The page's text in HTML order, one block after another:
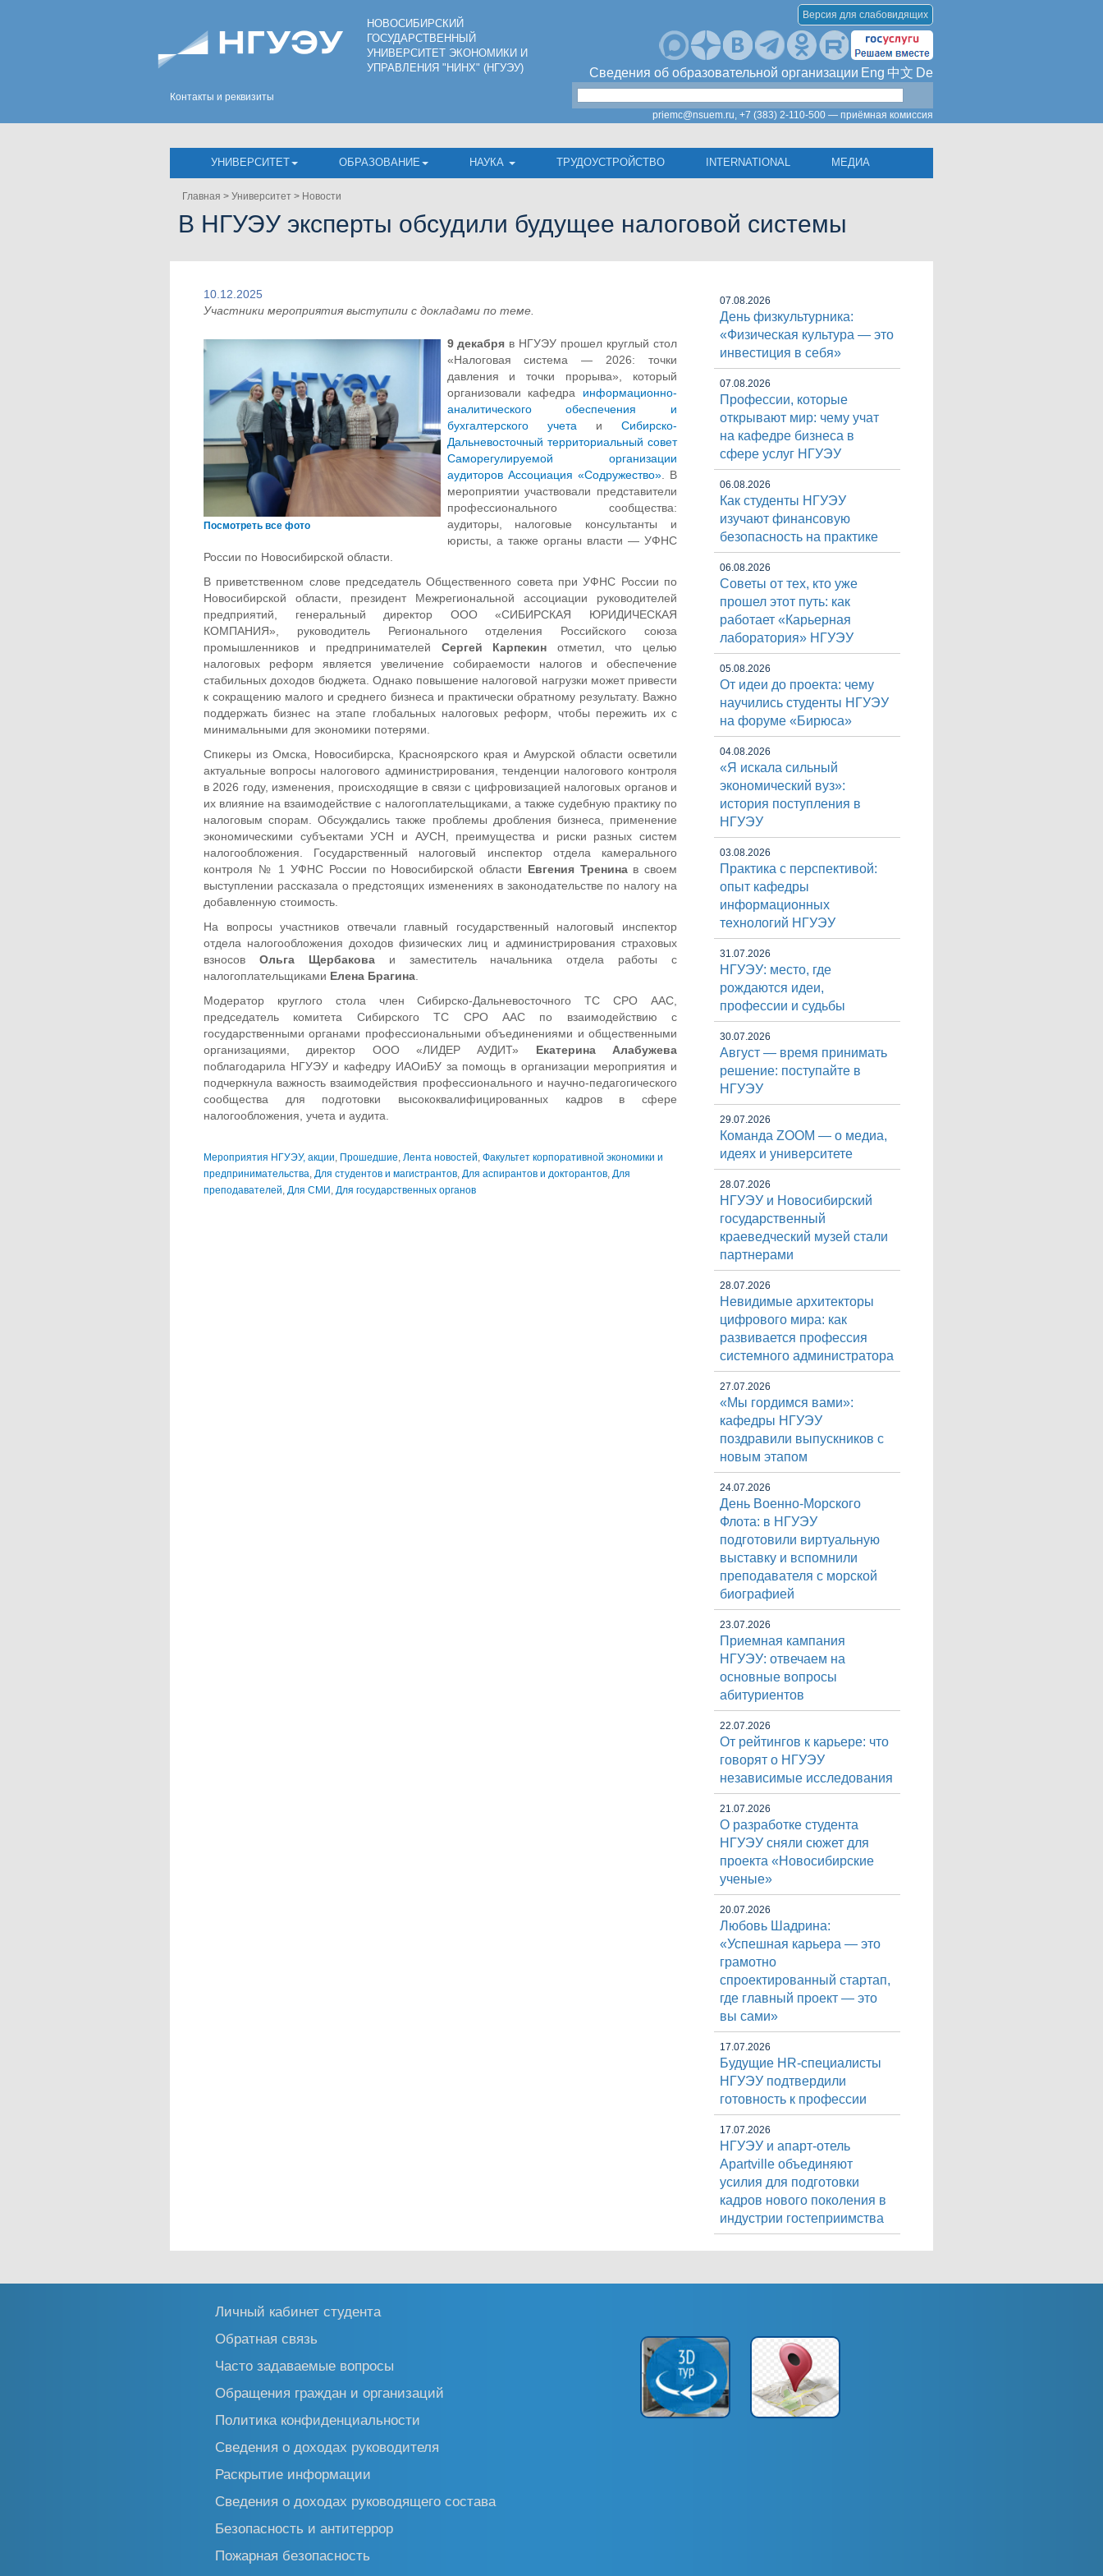
Контакты и реквизиты
НОВОСИБИРСКИЙ
ГОСУДАРСТВЕННЫЙ
УНИВЕРСИТЕТ ЭКОНОМИКИ И
УПРАВЛЕНИЯ "НИНХ" (НГУЭУ)
Версия для слабовидящих
Сведения об образовательной организации Eng 中文 De
priemc@nsuem.ru, +7 (383) 2-110-500 — приёмная комиссия
УНИВЕРСИТЕТ ОБРАЗОВАНИЕ НАУКА ТРУДОУСТРОЙСТВО INTERNATIONAL МЕДИА
Главная > Университет > Новости
В НГУЭУ эксперты обсудили будущее налоговой системы
10.12.2025
Участники мероприятия выступили с докладами по теме.
Посмотреть все фото
9 декабря в НГУЭУ прошел круглый стол
«Налоговая система — 2026: точки
давления и точки прорыва», который
организовали кафедра информационно-
аналитического обеспечения и
бухгалтерского учета иСибирско-
Дальневосточный территориальный совет
Саморегулируемой организации
аудиторов Ассоциация «Содружество». В
мероприятии участвовали представители
профессионального сообщества:
аудиторы, налоговые консультанты и
юристы, а также органы власти — УФНС
России по Новосибирской области.
В приветственном слове председатель Общественного совета при УФНС России по
Новосибирской области, президент Межрегиональной ассоциации руководителей
предприятий, генеральный директор ООО «СИБИРСКАЯ ЮРИДИЧЕСКАЯ
КОМПАНИЯ», руководитель Регионального отделения Российского союза
промышленников и предпринимателей Сергей Карпекин отметил, что целью
налоговых реформ является увеличение собираемости налогов и обеспечение
стабильных доходов бюджета. Однако повышение налоговой нагрузки может привести
к сокращению малого и среднего бизнеса и практически обратному результату. Важно
поддержать бизнес на этапе глобальных налоговых реформ, чтобы пережить их с
минимальными для экономики потерями.
Спикеры из Омска, Новосибирска, Красноярского края и Амурской области осветили
актуальные вопросы налогового администрирования, тенденции налогового контроля
в 2026 году, изменения, происходящие в связи с цифровизацией налоговых органов и
их влияние на взаимодействие с налогоплательщиками, а также судебную практику по
налоговым спорам. Обсуждались также проблемы дробления бизнеса, применение
экономическими субъектами УСН и АУСН, преимущества и риски разных систем
налогообложения. Государственный налоговый инспектор отдела камерального
контроля № 1 УФНС России по Новосибирской области Евгения Тренинав своем
выступлении рассказала о предстоящих изменениях в законодательстве по налогу на
добавленную стоимость.
На вопросы участников отвечали главный государственный налоговый инспектор
отдела налогообложения доходов физических лиц и администрирования страховых
взносов Ольга Щербаковаи заместитель начальника отдела работы с
налогоплательщиками Елена Брагина
Модератор круглого стола член Сибирско-Дальневосточного ТС СРО ААС,
председатель комитета Сибирского ТС СРО ААС по взаимодействию с
государственными органами профессиональными объединениями и общественными
организациями, директор ООО «ЛИДЕР АУДИТ» Екатерина Алабужева
поблагодарила НГУЭУ и кафедру ИАОиБУ за помощь в организации мероприятия и
подчеркнула важность взаимодействия профессионального и научно-педагогического
сообщества для подготовки высококвалифицированных кадров в сфере
налогообложения, учета и аудита.
Мероприятия НГУЭУ, акции, Прошедшие, Лента новостей, Факультет корпоративной экономики и
предпринимательства, Для студентов и магистрантов, Для аспирантов и докторантов, Для
преподавателей, Для СМИ , Для государственных органов
07.08.2026
День физкультурника:
«Физическая культура — это
инвестиция в себя»
07.08.2026
Профессии, которые
открывают мир: чему учат
на кафедре бизнеса в
сфере услуг НГУЭУ
06.08.2026
Как студенты НГУЭУ
изучают финансовую
безопасность на практике
06.08.2026
Советы от тех, кто уже
прошел этот путь: как
работает «Карьерная
лаборатория» НГУЭУ
05.08.2026
От идеи до проекта: чему
научились студенты НГУЭУ
на форуме «Бирюса»
04.08.2026
«Я искала сильный
экономический вуз»:
история поступления в
НГУЭУ
03.08.2026
Практика с перспективой:
опыт кафедры
информационных
технологий НГУЭУ
31.07.2026
НГУЭУ: место, где
рождаются идеи,
профессии и судьбы
30.07.2026
Август — время принимать
решение: поступайте в
НГУЭУ
29.07.2026
Команда ZOOM — о медиа,
идеях и университете
28.07.2026
НГУЭУ и Новосибирский
государственный
краеведческий музей стали
партнерами
28.07.2026
Невидимые архитекторы
цифрового мира: как
развивается профессия
системного администратора
27.07.2026
«Мы гордимся вами»:
кафедры НГУЭУ
поздравили выпускников с
новым этапом
24.07.2026
День Военно-Морского
Флота: в НГУЭУ
подготовили виртуальную
выставку и вспомнили
преподавателя с морской
биографией
23.07.2026
Приемная кампания
НГУЭУ: отвечаем на
основные вопросы
абитуриентов
22.07.2026
От рейтингов к карьере: что
говорят о НГУЭУ
независимые исследования
21.07.2026
О разработке студента
НГУЭУ сняли сюжет для
проекта «Новосибирские
ученые»
20.07.2026
Любовь Шадрина:
«Успешная карьера — это
грамотно
спроектированный стартап,
где главный проект — это
вы сами»
17.07.2026
Будущие HR-специалисты
НГУЭУ подтвердили
готовность к профессии
17.07.2026
НГУЭУ и апарт-отель
Apartville объединяют
усилия для подготовки
кадров нового поколения в
индустрии гостеприимства
Личный кабинет студента
Обратная связь
Часто задаваемые вопросы
Обращения граждан и организаций
Политика конфиденциальности
Сведения о доходах руководителя
Раскрытие информации
Сведения о доходах руководящего состава
Безопасность и антитеррор
Пожарная безопасность